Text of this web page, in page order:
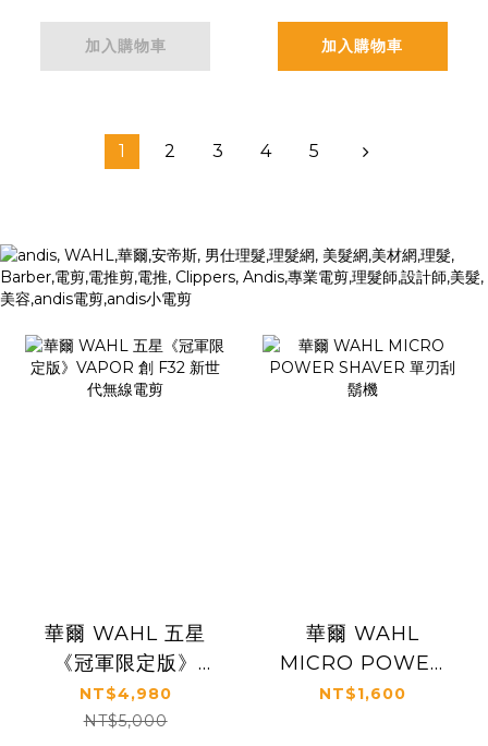
加入購物車 加入購物車
1 2 3 4 5
華爾 WAHL 五星
《冠軍限定版》
VAPOR 創 F32 新
世代無線電剪
NT$4,980
NT$5,000
華爾 WAHL
MICRO POWER
SHAVER 單刃刮鬍
NT$1,600